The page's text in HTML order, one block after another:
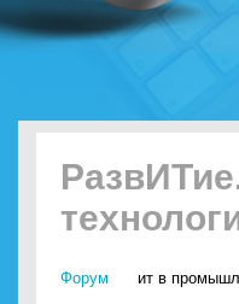
Форум ит в